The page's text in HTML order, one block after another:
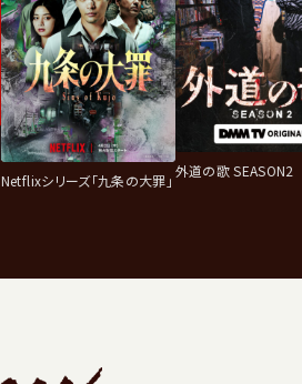
Netflixシリーズ「九条の大罪」
外道の歌 SEASON2